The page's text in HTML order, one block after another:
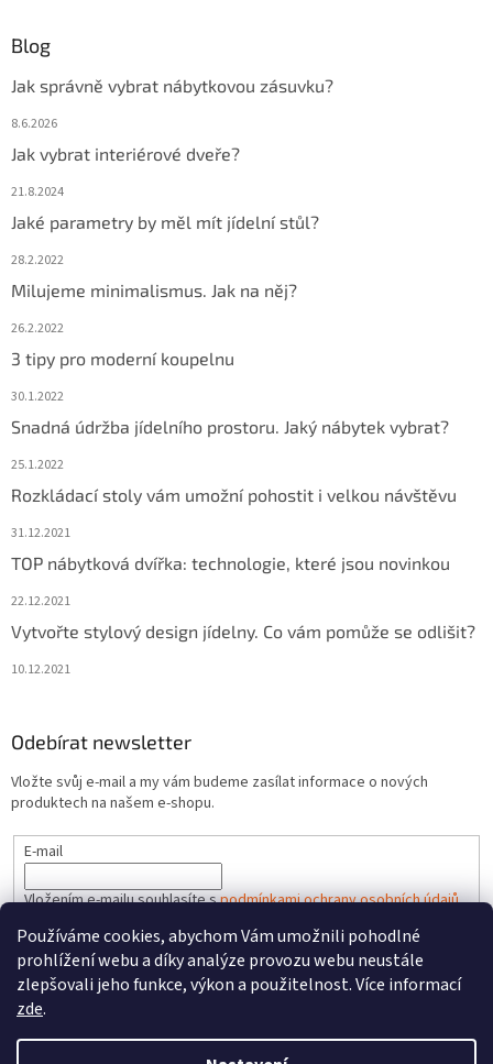
Používáme cookies, abychom Vám umožnili pohodlné
prohlížení webu a díky analýze provozu webu neustále
zlepšovali jeho funkce, výkon a použitelnost. Více informací
zde.
Blog
Jak správně vybrat nábytkovou zásuvku?
8.6.2026
Jak vybrat interiérové dveře?
21.8.2024
Jaké parametry by měl mít jídelní stůl?
28.2.2022
Milujeme minimalismus. Jak na něj?
26.2.2022
3 tipy pro moderní koupelnu
30.1.2022
Snadná údržba jídelního prostoru. Jaký nábytek vybrat?
25.1.2022
Rozkládací stoly vám umožní pohostit i velkou návštěvu
31.12.2021
TOP nábytková dvířka: technologie, které jsou novinkou
22.12.2021
Vytvořte stylový design jídelny. Co vám pomůže se odlišit?
10.12.2021
Odebírat newsletter
Vložte svůj e-mail a my vám budeme zasílat informace o nových
produktech na našem e-shopu.
E-mail
Vložením e-mailu souhlasíte spodmínkami ochrany osobních údajů
PŘIHLÁSIT SE